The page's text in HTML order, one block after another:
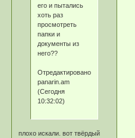
его и пытались
хоть раз
просмотреть
папки и
документы из
него??
Отредактировано
panarin.am
(Сегодня
10:32:02)
плохо искали. вот твёрдый